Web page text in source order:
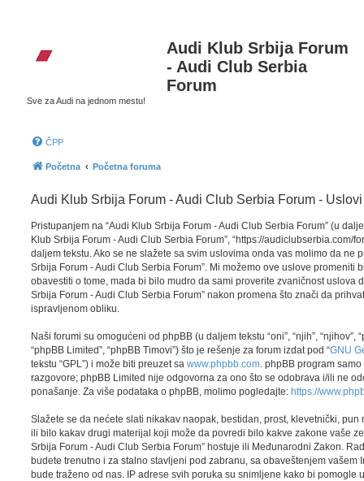
Audi Klub Srbija Forum
- Audi Club Serbia
Forum
Sve za Audi na jednom mestu!
ČPP
Početna Početna foruma
Audi Klub Srbija Forum - Audi Club Serbia Forum -
Pristupanjem na “Audi Klub Srbija Forum - Audi Club Serbia Forum” (u
Klub Srbija Forum - Audi Club Serbia Forum”, “https://audiclubserbia.com/
daljem tekstu. Ako se ne slažete sa svim uslovima onda vas molimo da ne
Srbija Forum - Audi Club Serbia Forum”. Mi možemo ove uslove promeniti
obavestiti o tome, mada bi bilo mudro da sami proverite zvaničnost uslova
Srbija Forum - Audi Club Serbia Forum” nakon promena što znači da
ispravljenom obliku.
Naši forumi su omogućeni od phpBB (u daljem tekstu “oni”, “njih”, “njihov”,
“phpBB Limited”, “phpBB Timovi”) što je rešenje za forum izdat pod “GNU
tekstu “GPL”) i može biti preuzet sa www.phpbb.com . phpBB program
razgovore; phpBB Limited nije odgovorna za ono što se odobrava i/ili ne
ponašanje. Za više podataka o phpBB, molimo pogledajte: https://
Slažete se da nećete slati nikakav naopak, bestidan, prost, klevetnički,
ili bilo kakav drugi materijal koji može da povredi bilo kakve zakone vaše
Srbija Forum - Audi Club Serbia Forum” hostuje ili Međunarodni Zakon.
budete trenutno i za stalno stavljeni pod zabranu, sa obaveštenjem vašem
bude traženo od nas. IP adrese svih poruka su snimljene kako bi pomogle